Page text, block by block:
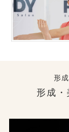
形
形成・